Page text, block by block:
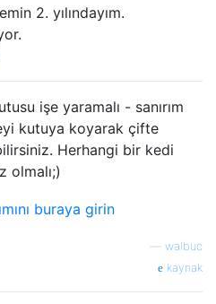
2. yılındayım.
işe yaramalı - sanırım
kutuya koyarak çifte
Herhangi bir kedi
olmalı;)
walbuc
kaynak